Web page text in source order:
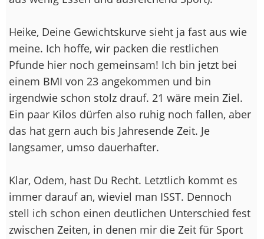
Heike, Deine Gewichtskurve sieht ja fast aus wie
meine. Ich hoffe, wir packen die restlichen
Pfunde hier noch gemeinsam! Ich bin jetzt bei
einem BMI von 23 angekommen und bin
irgendwie schon stolz drauf. 21 wäre mein Ziel.
Ein paar Kilos dürfen also ruhig noch fallen, aber
das hat gern auch bis Jahresende Zeit. Je
langsamer, umso dauerhafter.
Klar, Odem, hast Du Recht. Letztlich kommt es
immer darauf an, wieviel man ISST. Dennoch
stell ich schon einen deutlichen Unterschied fest
zwischen Zeiten, in denen mir die Zeit für Sport